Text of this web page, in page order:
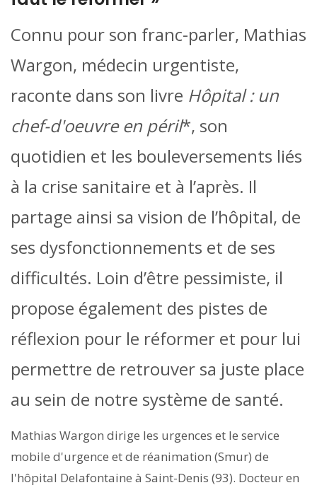
Connu pour son franc-parler, Mathias
Wargon, médecin urgentiste,
raconte dans son livre Hôpital : un
chef-d'oeuvre en péril*, son
quotidien et les bouleversements liés
à la crise sanitaire et à l’après. Il
partage ainsi sa vision de l’hôpital, de
ses dysfonctionnements et de ses
difficultés. Loin d’être pessimiste, il
propose également des pistes de
réflexion pour le réformer et pour lui
permettre de retrouver sa juste place
au sein de notre système de santé.
Mathias Wargon dirige les urgences et le service
mobile d'urgence et de réanimation (Smur) de
l'hôpital Delafontaine à Saint-Denis (93). Docteur en